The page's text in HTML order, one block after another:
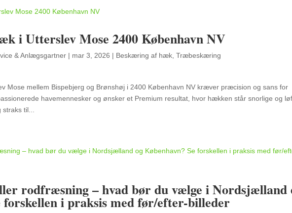
i Utterslev Mose 2400 København NV
& Anlægsgartner | mar 3, 2026 | Beskæring af hæk ,Træbeskæring
Mose mellem Bispebjerg og Brønshøj i 2400 København NV kræver præcision og sans for
havemennesker og ønsker et Premium resultat, hvor hækken står snorlige og
til...
rodfræsning – hvad bør du vælge i Nordsjælland
forskellen i praksis med før/efter-billeder